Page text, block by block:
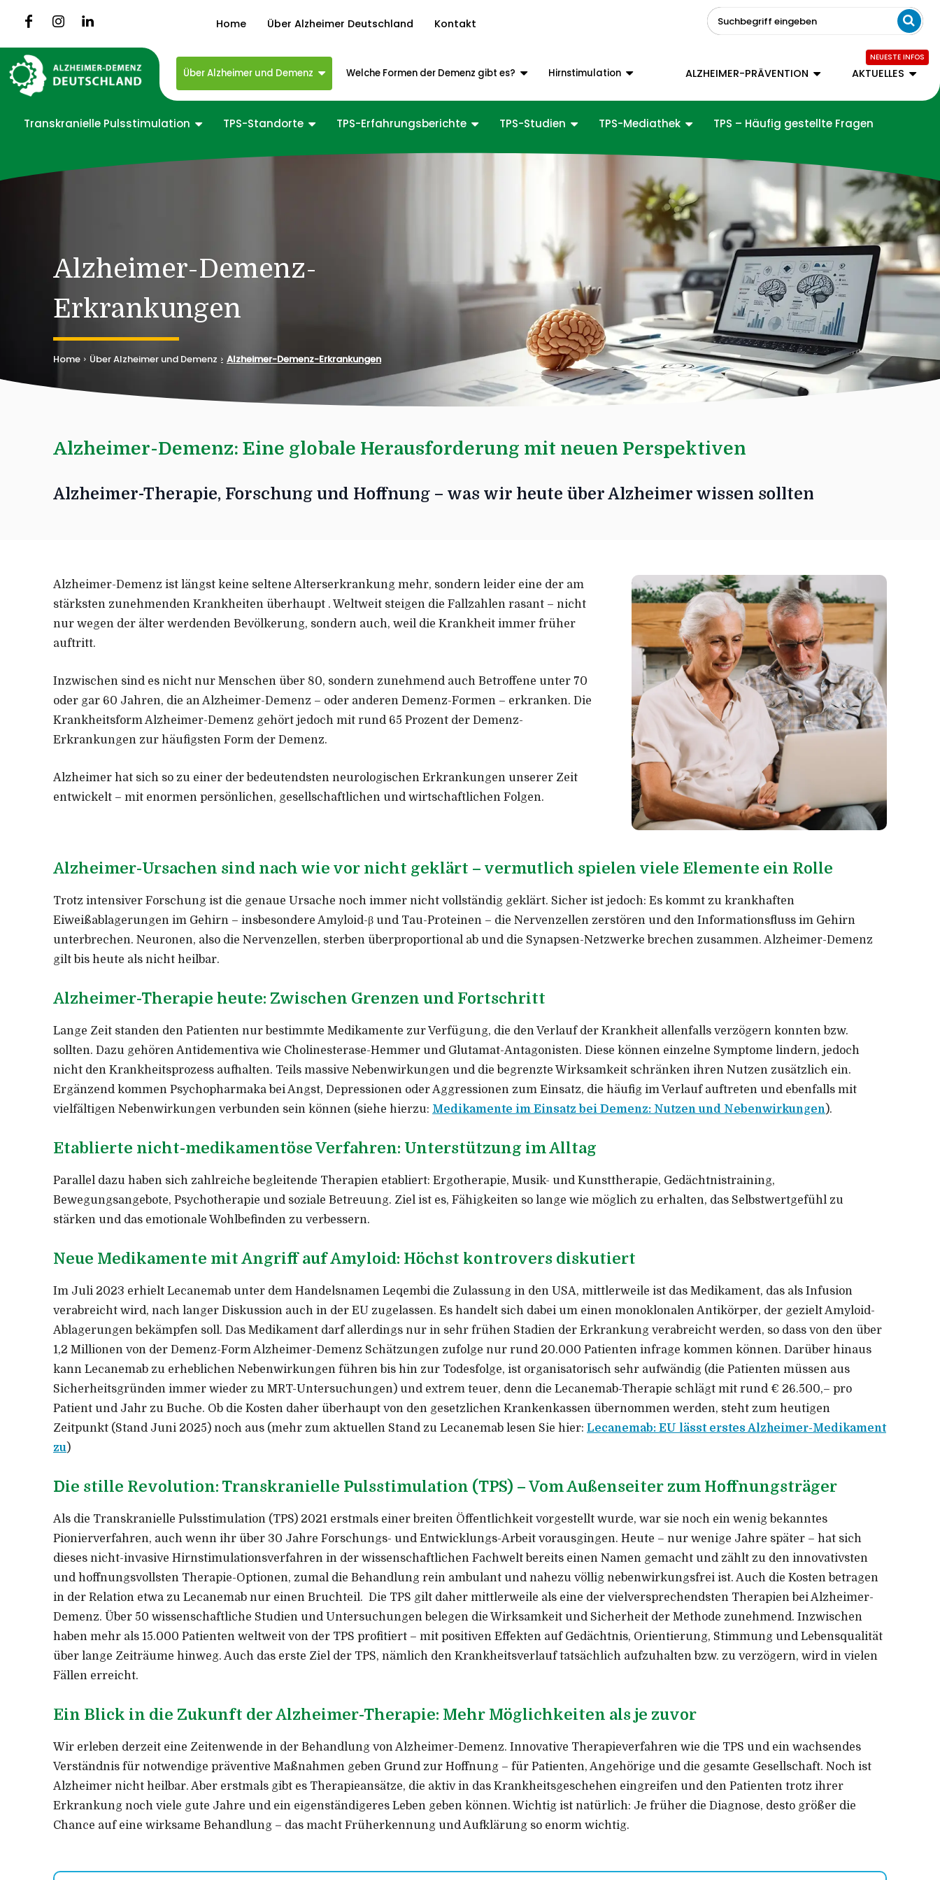
Home Über Alzheimer Deutschland Kontakt Suchbegriff eingeben
Über Alzheimer und Demenz Welche Formen der Demenz gibt es? Hirnstimulation ALZHEIMER-PRÄVENTION AKTUELLES
Transkranielle Pulsstimulation TPS-Standorte TPS-Erfahrungsberichte TPS-Studien TPS-Mediathek TPS – Häufig gestellte Fragen
Alzheimer-Demenz-
Erkrankungen
Home Über Alzheimer und Demenz Alzheimer-Demenz-Erkrankungen
Alzheimer-Demenz: Eine globale Herausforderung mit neuen Perspektiven
Alzheimer-Therapie, Forschung und Hoffnung – was wir heute über Alzheimer wissen sollten
Alzheimer-Demenz ist längst keine seltene Alterserkrankung mehr, sondern leider eine der am
stärksten zunehmenden Krankheiten überhaupt . Weltweit steigen die Fallzahlen rasant – nicht
nur wegen der älter werdenden Bevölkerung, sondern auch, weil die Krankheit immer früher
auftritt.
Inzwischen sind es nicht nur Menschen über 80, sondern zunehmend auch Betroffene unter 70
oder gar 60 Jahren, die an Alzheimer-Demenz – oder anderen Demenz-Formen – erkranken. Die
Krankheitsform Alzheimer-Demenz gehört jedoch mit rund 65 Prozent der Demenz-
Erkrankungen zur häufigsten Form der Demenz.
Alzheimer hat sich so zu einer der bedeutendsten neurologischen Erkrankungen unserer Zeit
entwickelt – mit enormen persönlichen, gesellschaftlichen und wirtschaftlichen Folgen.
Alzheimer-Ursachen sind nach wie vor nicht geklärt – vermutlich spielen viele Elemente ein Rolle
Trotz intensiver Forschung ist die genaue Ursache noch immer nicht vollständig geklärt. Sicher ist jedoch: Es kommt zu krankhaften
Eiweißablagerungen im Gehirn – insbesondere Amyloid-β und Tau-Proteinen – die Nervenzellen zerstören und den Informationsfluss im Gehirn
unterbrechen. Neuronen, also die Nervenzellen, sterben überproportional ab und die Synapsen-Netzwerke brechen zusammen. Alzheimer-Demenz
gilt bis heute als nicht heilbar.
Alzheimer-Therapie heute: Zwischen Grenzen und Fortschritt
Lange Zeit standen den Patienten nur bestimmte Medikamente zur Verfügung, die den Verlauf der Krankheit allenfalls verzögern konnten bzw.
sollten. Dazu gehören Antidementiva wie Cholinesterase-Hemmer und Glutamat-Antagonisten. Diese können einzelne Symptome lindern, jedoch
nicht den Krankheitsprozess aufhalten. Teils massive Nebenwirkungen und die begrenzte Wirksamkeit schränken ihren Nutzen zusätzlich ein.
Ergänzend kommen Psychopharmaka bei Angst, Depressionen oder Aggressionen zum Einsatz, die häufig im Verlauf auftreten und ebenfalls mit
vielfältigen Nebenwirkungen verbunden sein können (siehe hierzu: Medikamente im Einsatz bei Demenz: Nutzen und Nebenwirkungen).
Etablierte nicht-medikamentöse Verfahren: Unterstützung im Alltag
Parallel dazu haben sich zahlreiche begleitende Therapien etabliert: Ergotherapie, Musik- und Kunsttherapie, Gedächtnistraining,
Bewegungsangebote, Psychotherapie und soziale Betreuung. Ziel ist es, Fähigkeiten so lange wie möglich zu erhalten, das Selbstwertgefühl zu
stärken und das emotionale Wohlbefinden zu verbessern.
Neue Medikamente mit Angriff auf Amyloid: Höchst kontrovers diskutiert
Im Juli 2023 erhielt Lecanemab unter dem Handelsnamen Leqembi die Zulassung in den USA, mittlerweile ist das Medikament, das als Infusion
verabreicht wird, nach langer Diskussion auch in der EU zugelassen. Es handelt sich dabei um einen monoklonalen Antikörper, der gezielt Amyloid-
Ablagerungen bekämpfen soll. Das Medikament darf allerdings nur in sehr frühen Stadien der Erkrankung verabreicht werden, so dass von den über
1,2 Millionen von der Demenz-Form Alzheimer-Demenz Schätzungen zufolge nur rund 20.000 Patienten infrage kommen können. Darüber hinaus
kann Lecanemab zu erheblichen Nebenwirkungen führen bis hin zur Todesfolge, ist organisatorisch sehr aufwändig (die Patienten müssen aus
Sicherheitsgründen immer wieder zu MRT-Untersuchungen) und extrem teuer, denn die Lecanemab-Therapie schlägt mit rund € 26.500,– pro
Patient und Jahr zu Buche. Ob die Kosten daher überhaupt von den gesetzlichen Krankenkassen übernommen werden, steht zum heutigen
Zeitpunkt (Stand Juni 2025) noch aus (mehr zum aktuellen Stand zu Lecanemab lesen Sie hier: Lecanemab: EU lässt erstes Alzheimer-Medikament
zu)
Die stille Revolution: Transkranielle Pulsstimulation (TPS) – Vom Außenseiter zum Hoffnungsträger
Als die Transkranielle Pulsstimulation (TPS) 2021 erstmals einer breiten Öffentlichkeit vorgestellt wurde, war sie noch ein wenig bekanntes
Pionierverfahren, auch wenn ihr über 30 Jahre Forschungs- und Entwicklungs-Arbeit vorausgingen. Heute – nur wenige Jahre später – hat sich
dieses nicht-invasive Hirnstimulationsverfahren in der wissenschaftlichen Fachwelt bereits einen Namen gemacht und zählt zu den innovativsten
und hoffnungsvollsten Therapie-Optionen, zumal die Behandlung rein ambulant und nahezu völlig nebenwirkungsfrei ist. Auch die Kosten betragen
in der Relation etwa zu Lecanemab nur einen Bruchteil. Die TPS gilt daher mittlerweile als eine der vielversprechendsten Therapien bei Alzheimer-
Demenz. Über 50 wissenschaftliche Studien und Untersuchungen belegen die Wirksamkeit und Sicherheit der Methode zunehmend. Inzwischen
haben mehr als 15.000 Patienten weltweit von der TPS profitiert – mit positiven Effekten auf Gedächtnis, Orientierung, Stimmung und Lebensqualität
über lange Zeiträume hinweg. Auch das erste Ziel der TPS, nämlich den Krankheitsverlauf tatsächlich aufzuhalten bzw. zu verzögern, wird in vielen
Fällen erreicht.
Ein Blick in die Zukunft der Alzheimer-Therapie: Mehr Möglichkeiten als je zuvor
Wir erleben derzeit eine Zeitenwende in der Behandlung von Alzheimer-Demenz. Innovative Therapieverfahren wie die TPS und ein wachsendes
Verständnis für notwendige präventive Maßnahmen geben Grund zur Hoffnung – für Patienten, Angehörige und die gesamte Gesellschaft. Noch ist
Alzheimer nicht heilbar. Aber erstmals gibt es Therapieansätze, die aktiv in das Krankheitsgeschehen eingreifen und den Patienten trotz ihrer
Erkrankung noch viele gute Jahre und ein eigenständigeres Leben geben können. Wichtig ist natürlich: Je früher die Diagnose, desto größer die
Chance auf eine wirksame Behandlung – das macht Früherkennung und Aufklärung so enorm wichtig.